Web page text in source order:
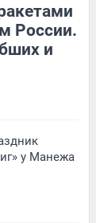
России.
и
у Манежа